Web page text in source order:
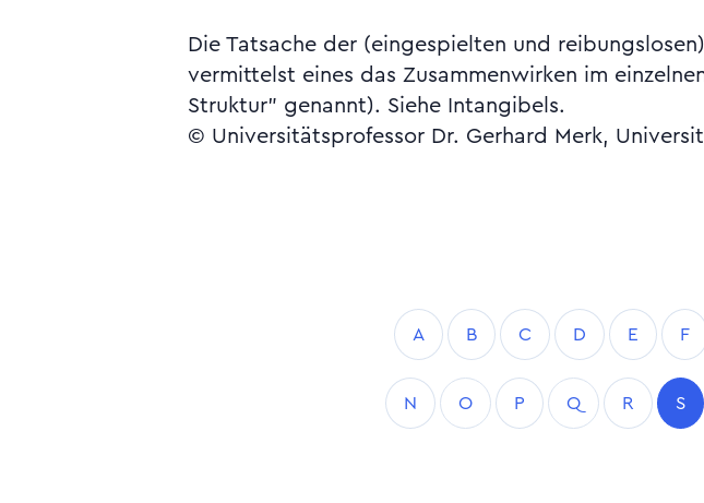
Die Tatsache der (eingespielten und
vermittelst eines das Zusammenwirken im
Struktur" genannt). Siehe Intangibels.
© Universitätsprofessor Dr. Gerhard Merk,
A B C D E F
N O P Q R S